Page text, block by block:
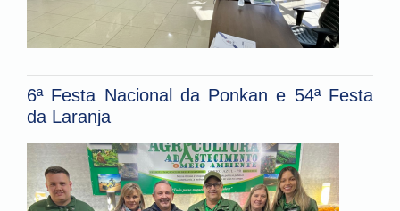
6ª Festa Nacional da Ponkan e 54ª Festa
da Laranja